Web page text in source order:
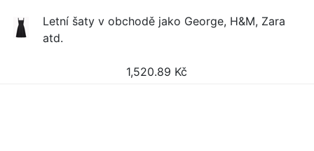
Letní šaty v obchodě jako George, H&M, Zara
atd.
1,520.89 Kč